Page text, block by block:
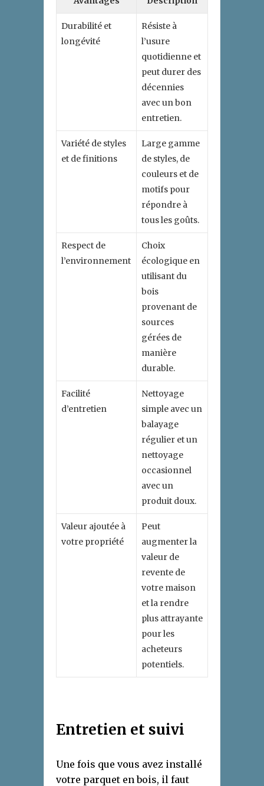
Durabilité et
longévité
Résiste à
l’usure
quotidienne et
peut durer des
décennies
avec un bon
entretien.
Variété de styles
et de finitions
Large gamme
de styles, de
couleurs et de
motifs pour
répondre à
tous les goûts.
Respect de
l’environnement
Choix
écologique en
utilisant du
bois
provenant de
sources
gérées de
manière
durable.
Facilité
d’entretien
Nettoyage
simple avec un
balayage
régulier et un
nettoyage
occasionnel
avec un
produit doux.
Valeur ajoutée à
votre propriété
Peut
augmenter la
valeur de
revente de
votre maison
et la rendre
plus attrayante
pour les
acheteurs
potentiels.
Entretien et suivi
Une fois que vous avez installé
votre parquet en bois, il faut